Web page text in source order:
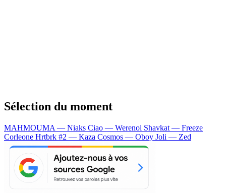
Sélection du moment
MAHMOUMA — Niaks Ciao — Werenoi Shavkat — Freeze
Corleone Hrtbrk #2 — Kaza Cosmos — Oboy Joli — Zed